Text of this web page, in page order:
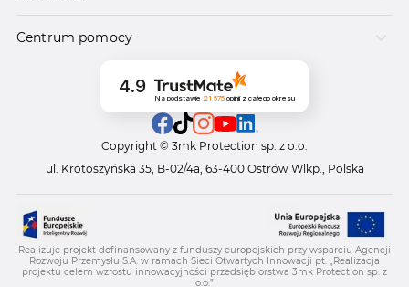
Centrum pomocy
4.9
Na podstawie 21 575opinii z całego okresu
Copyright © 3mk Protection sp. z o.o.
ul. Krotoszyńska 35, B-02/4a, 63-400 Ostrów Wlkp., Polska
Realizuje projekt dofinansowany z funduszy europejskich przy wsparciu Agencji
Rozwoju Przemysłu S.A. w ramach Sieci Otwartych Innowacji pt. „Realizacja
projektu celem wzrostu innowacyjności przedsiębiorstwa 3mk Protection sp. z
o.o.”